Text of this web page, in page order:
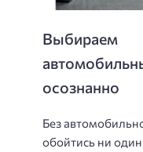
Выбираем
осознанно
Без
обойтись ни